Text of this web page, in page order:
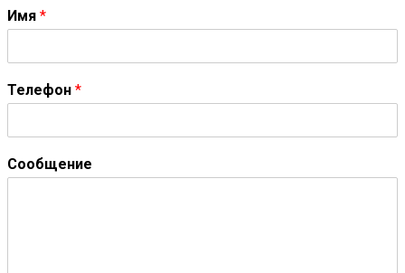
Имя *
Телефон *
Сообщение